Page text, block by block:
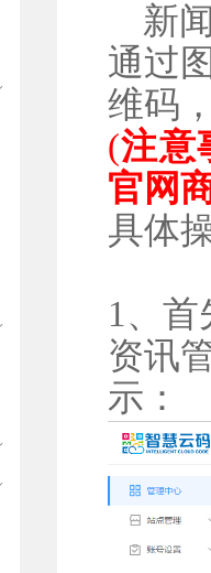
新
通过
维码
(注意
官网
具体
1、 首
资讯
示 ：